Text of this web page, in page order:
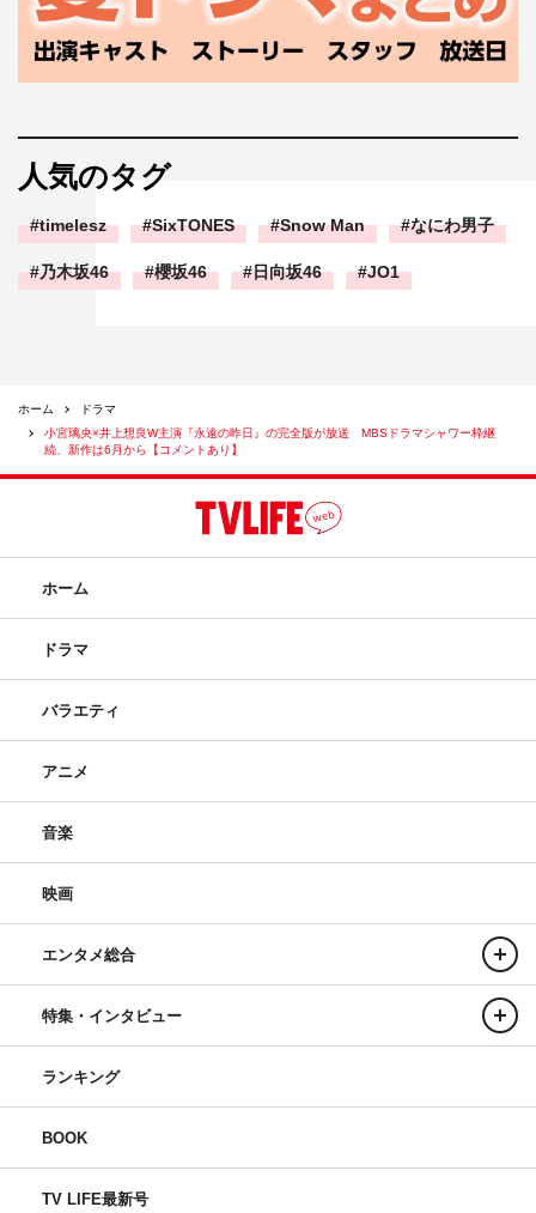
人気のタグ
timelesz SixTONES Snow Man なにわ男子
乃木坂46 櫻坂46 日向坂46 JO1
ホーム
ドラマ
小宮璃央×井上想良W主演『永遠の昨日』の完全版が放送 MBSドラマシャワー枠継
続、新作は6月から【コメントあり】
ホーム
ドラマ
バラエティ
アニメ
音楽
映画
エンタメ総合
特集・インタビュー
ランキング
BOOK
TV LIFE最新号